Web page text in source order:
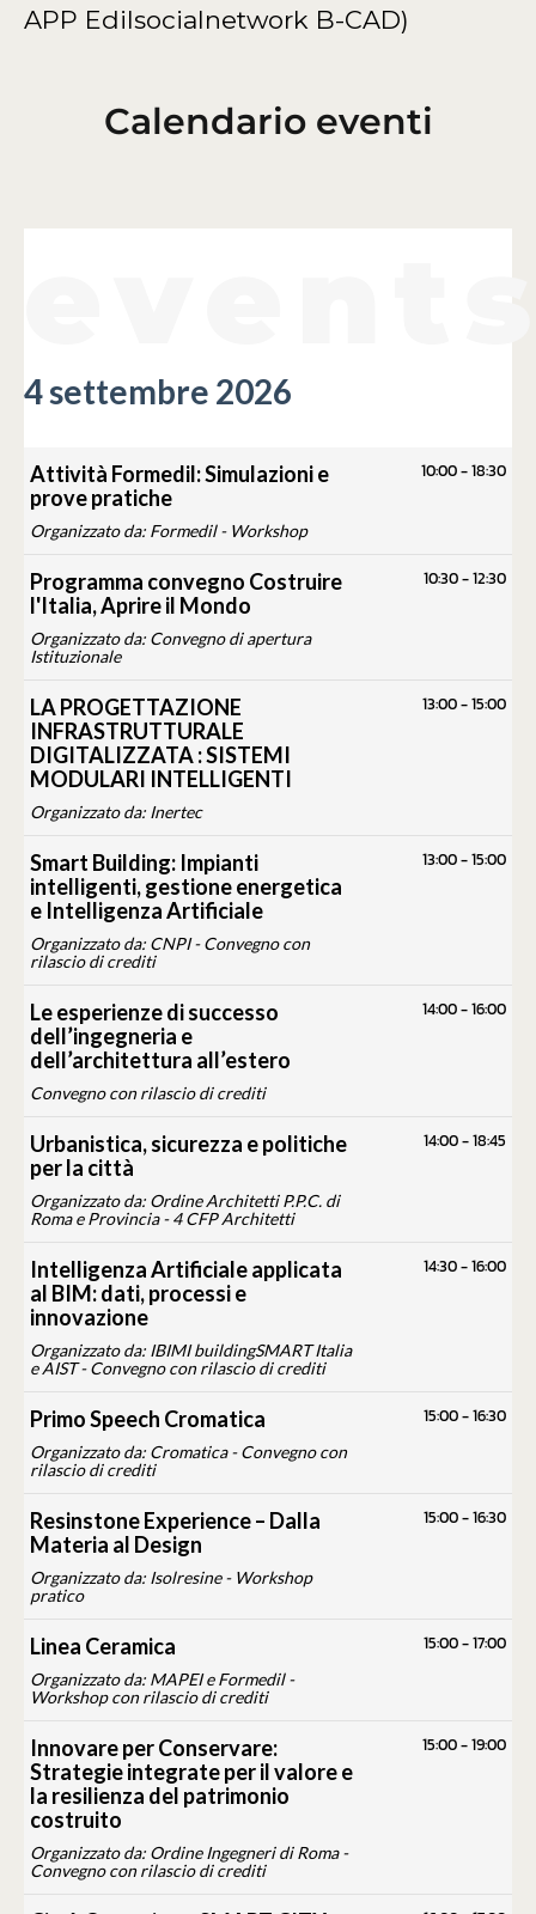
APP Edilsocialnetwork B-CAD)
Calendario eventi
4 settembre 2026
Attività Formedil: Simulazioni e
prove pratiche
Organizzato da: Formedil - Workshop
10:00-18:30
Programma convegno Costruire
l'Italia, Aprire il Mondo
Organizzato da: Convegno di apertura
Istituzionale
10:30-12:30
LA PROGETTAZIONE
INFRASTRUTTURALE
DIGITALIZZATA : SISTEMI
MODULARI INTELLIGENTI
Organizzato da: Inertec
13:00-15:00
Smart Building: Impianti
intelligenti, gestione energetica
e Intelligenza Artificiale
Organizzato da: CNPI - Convegno con
rilascio di crediti
13:00-15:00
Le esperienze di successo
dell’ingegneria e
dell’architettura all’estero
Convegno con rilascio di crediti
14:00-16:00
Urbanistica, sicurezza e politiche
per la città
Organizzato da: Ordine Architetti P.P.C. di
Roma e Provincia - 4 CFP Architetti
14:00-18:45
Intelligenza Artificiale applicata
al BIM: dati, processi e
innovazione
Organizzato da: IBIMI buildingSMART Italia
e AIST - Convegno con rilascio di crediti
14:30-16:00
Primo Speech Cromatica
Organizzato da: Cromatica - Convegno con
rilascio di crediti
15:00-16:30
Resinstone Experience – Dalla
Materia al Design
Organizzato da: Isolresine - Workshop
pratico
15:00-16:30
Linea Ceramica
Organizzato da: MAPEI e Formedil -
Workshop con rilascio di crediti
15:00-17:00
Innovare per Conservare:
Strategie integrate per il valore e
la resilienza del patrimonio
costruito
Organizzato da: Ordine Ingegneri di Roma -
Convegno con rilascio di crediti
15:00-19:00